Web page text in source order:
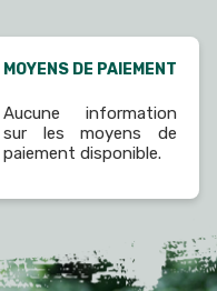
MOYENS DE PAIEMENT
Aucune information
sur les moyens de
paiement disponible.